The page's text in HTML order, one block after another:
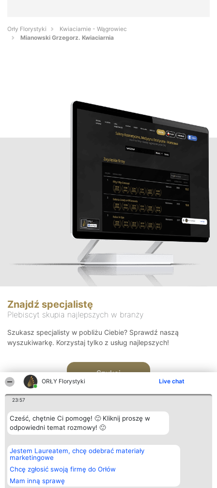
ORŁY Florystyki Live chat
23:57
Cześć, chętnie Ci pomogę! 🙂 Kliknij proszę w
odpowiedni temat rozmowy! 🙂
Jestem Laureatem, chcę odebrać materiały
marketingowe
Chcę zgłosić swoją firmę do Orłów
Mam inną sprawę
Orły Florystyki
Kwiaciarnie - Wągrowiec
Mianowski Grzegorz. Kwiaciarnia
Znajdź specjalistę
Plebiscyt skupia najlepszych w branży
Szukasz specjalisty w pobliżu Ciebie? Sprawdź naszą
wyszukiwarkę. Korzystaj tylko z usług najlepszych!
Szukaj
Organizator plebiscytu
Bright Side Solutions sp. z o.
o. sp. k.
ul. Ruska 22
Wrocław 50-079
KRS 0000749100 | Regon
Plebiscyt
Laureaci
wszystkich
Laureatów
Kontakt
Kontakt